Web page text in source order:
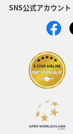
ANA SKY コイン
SNS公式アカウント